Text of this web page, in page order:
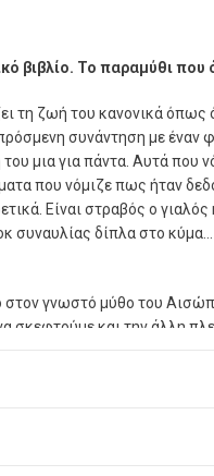
βιβλίο. Το παραμύθι που
τη ζωή του κανονικά όπως
συνάντηση με έναν
μια για πάντα. Αυτά που
που νόμιζε πως ήταν
Είναι στραβός ο
συναυλίας δίπλα στο
στον γνωστό μύθο του
σκεφτούμε και την άλλη